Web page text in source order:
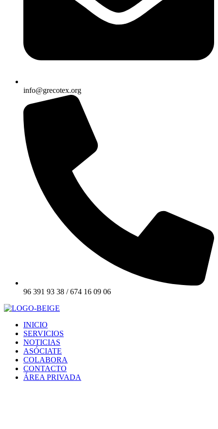
info@grecotex.org
96 391 93 38 / 674 16 09 06
INICIO
SERVICIOS
NOTICIAS
ASÓCIATE
COLABORA
CONTACTO
ÁREA PRIVADA